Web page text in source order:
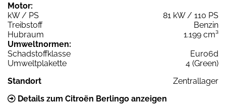
Motor:
kW / PS
81 kW / 110 PS
Treibstoff
Benzin
Hubraum
1.199 cm³
Umweltnormen:
Schadstoffklasse
Euro6d
Umweltplakette
4 (Green)
Standort
Zentrallager
Details zum Citroën Berlingo anzeigen